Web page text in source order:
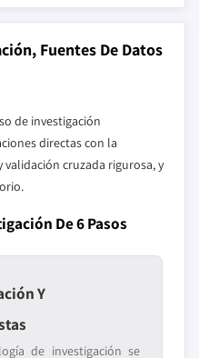
Fuentes De Datos
de investigación
directas con la
cruzada rigurosa, y
De 6 Pasos
Y
de investigación se